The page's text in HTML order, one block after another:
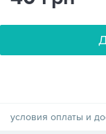
условия оплаты и